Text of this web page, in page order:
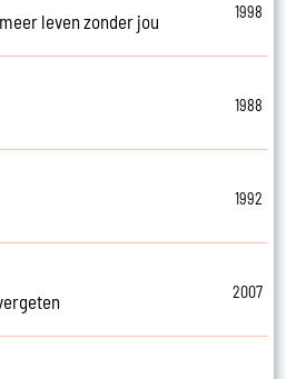
leven zonder jou
1998
1988
1992
2007